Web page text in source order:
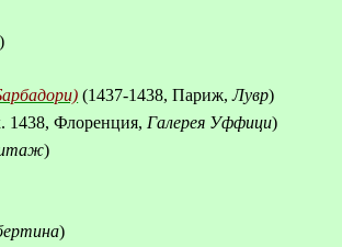
)
(1437-1438, Париж,Лувр)
1438,Флоренция, Галерея Уффици)
)
)